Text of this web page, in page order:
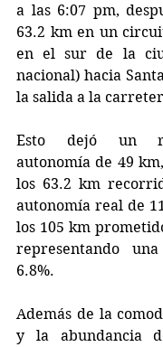
a las 6:07 pm,
63.2 km en un
en el sur de la
nacional) hacia
la salida a la
Esto dejó un
autonomía de 49
los 63.2 km
autonomía real de
los 105 km
representando
6.8%.
Además de la
y la abundancia